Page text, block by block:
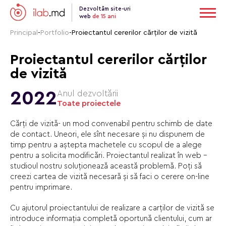
Dezvoltăm site-uri
web de 15 ani
Principal - Portfolio- Proiectantul cererilor cărților de vizită
Proiectantul cererilor cărților
de vizită
2022Anul dezvoltării
Toate proiectele
Cărți de vizită- un mod convenabil pentru schimb de date
de contact. Uneori, ele sînt necesare și nu dispunem de
timp pentru a aștepta machetele cu scopul de a alege
pentru a solicita modificări. Proiectantul realizat în web –
studioul nostru soluționează această problemă. Poți să
creezi cartea de vizită necesară și să faci o cerere on-line
pentru imprimare.
Cu ajutorul proiectantului de realizare a carților de vizită se
introduce informația completă oportună clientului, cum ar